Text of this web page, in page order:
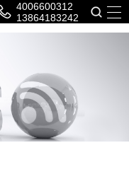
4006600312
13864183242